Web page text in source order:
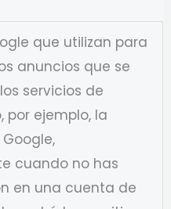
que utilizan para
anuncios que se
servicios de
por ejemplo, la
cuando no has
en una cuenta de